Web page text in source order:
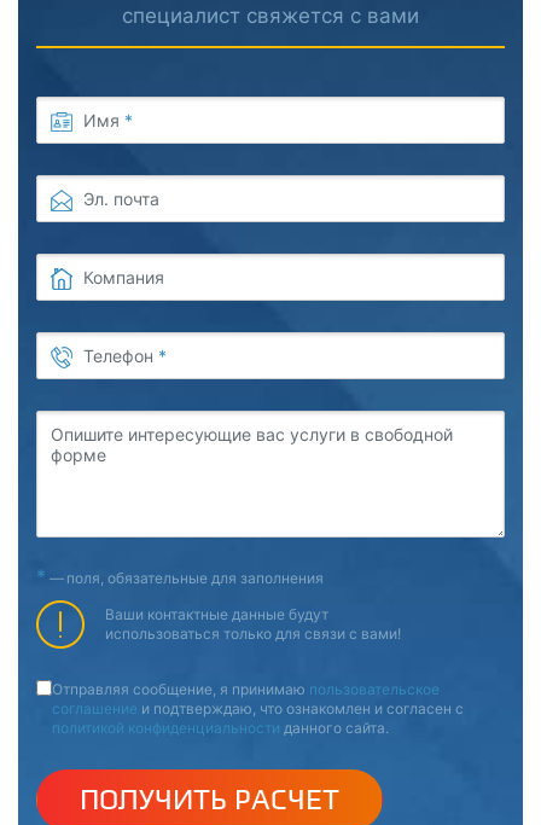
специалист свяжется с вами
Имя *
Эл. почта
Компания
Телефон *
Опишите интересующие вас услуги в свободной
форме
* — поля, обязательные для заполнения
Ваши контактные данные будут
использоваться только для связи с вами!
Отправляя сообщение, я принимаю пользовательское
соглашение и подтверждаю, что ознакомлен и согласен с
политикой конфиденциальности данного сайта.
ПОЛУЧИТЬ РАСЧЕТ